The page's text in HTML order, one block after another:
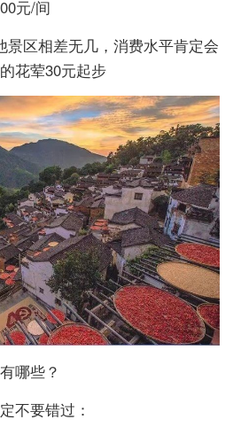
元/间
景区相差无几，消费水平肯定会
花荤30元起步
哪些？
不要错过：